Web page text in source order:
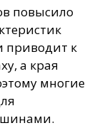
повысило
приводит к
а края
многие